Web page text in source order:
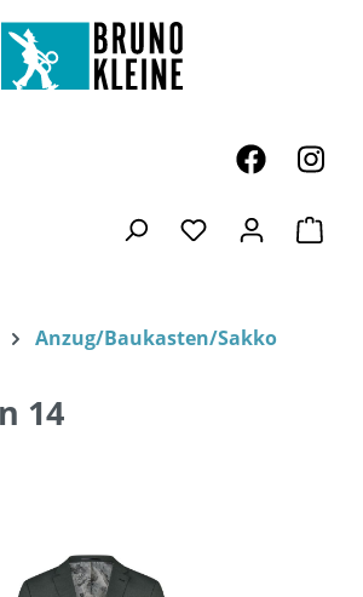
Du hast 0
Anzug/Baukasten/Sakko
14